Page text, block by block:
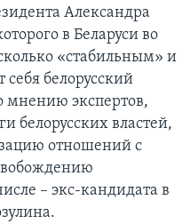
Александра
в Беларуси во
«стабильным» и
белорусский
мнению экспертов,
белорусских властей,
отношений с
– экс-кандидата в